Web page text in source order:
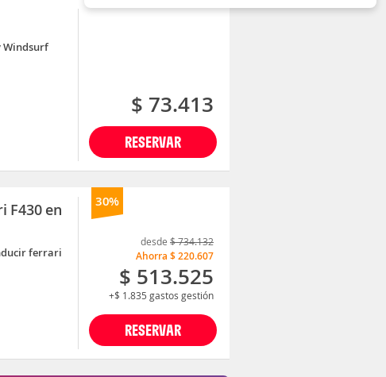
Windsurf
RESERVAR
$ 73.413
30%
F430 en
ferrari
RESERVAR
desde $ 734.132
Ahorra$ 220.607
$ 513.525
+$ 1.835gastos gestión